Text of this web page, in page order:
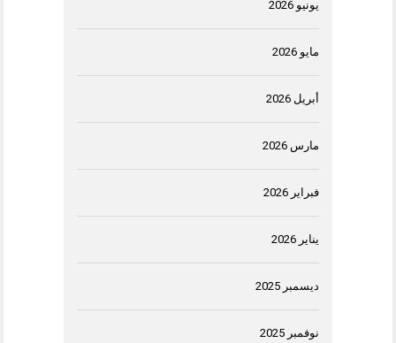
يونيو 2026
مايو 2026
أبريل 2026
مارس 2026
فبراير 2026
يناير 2026
ديسمبر 2025
نوفمبر 2025